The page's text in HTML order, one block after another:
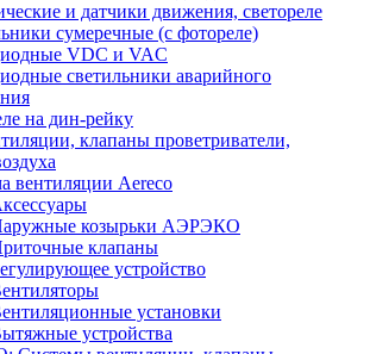
и датчики движения, светореле
сумеречные (с фотореле)
VDC и VAC
светильники аварийного
на дин-рейку
клапаны проветриватели,
вентиляции Aereco
козырьки АЭРЭКО
клапаны
устройство
установки
устройства